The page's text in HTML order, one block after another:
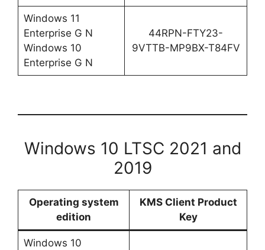
Windows 11
Enterprise G N
Windows 10
Enterprise G N
44RPN-FTY23-
9VTTB-MP9BX-T84FV
Windows 10 LTSC 2021 and
2019
Operating system
edition
KMS Client Product
Key
Windows 10